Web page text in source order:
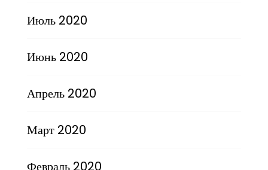
Июль 2020
Июнь 2020
Апрель 2020
Март 2020
Февраль 2020